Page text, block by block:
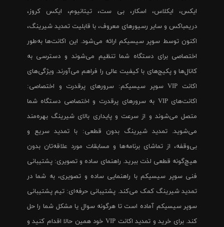
ایکس، ایکلاس، اسکار، بی ست، تیتانیوم، ایکس کروز،
دریمباکس و سایر رسیورهای معروف، با قابلیت تمدید شیرینگ،
اکنون توسط سوپر سیسیکم ارائه می‌شود. این اکانت‌ها به‌طور
اختصاصی برای دستگاه شما تنظیم می‌شوند و دسترسی به
کانال‌ها و پکیج‌های با کیفیت عالی را فراهم می‌آورند. ویژگی‌های
اکانت VIP سوپر سیسیکم: سرورهای پرقدرت و اختصاصی:
اکانت‌های VIP به سرورهای پرقدرت و اختصاصی دستگاه شما
متصل می‌شوند و از سرعت و پایداری بالای شیرینگ بهره‌مند
می‌شوید. تمدید شیرینگ بدون قطعی: با تمدید سریع و
بی‌وقفه، از تماشای برنامه‌ها و مسابقات مورد علاقه‌تان بدون
هیچ‌گونه قطعی لذت ببرید. راهنمای ساده و تصویری: پشتیبانی
فنی سوپر سیسیکم با راهنمایی ساده و تصویری، به شما در
تمدید شیرینگ کمک می‌کند. پشتیبانی حرفه‌ای: تیم پشتیبانی
سوپر سیسیکم آماده است تا هرگونه سوال یا مشکل شما را حل
کند. برای خرید و تمدید اکانت VIP خود همین حالا اقدام کنید و